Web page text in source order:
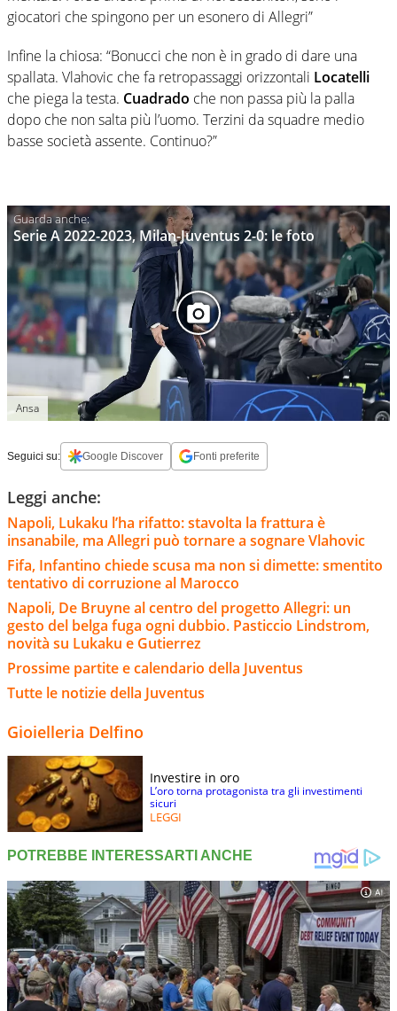
giocatori che spingono per un esonero di Allegri”
Infine la chiosa: “Bonucci che non è in grado di dare una
spallata. Vlahovic che fa retropassaggi orizzontali Locatelli
che piega la testa. Cuadrado che non passa più la palla
dopo che non salta più l’uomo. Terzini da squadre medio
basse società assente. Continuo?”
Serie A 2022-2023, Milan-Juventus 2-0: le foto
Ansa
Seguici su: Google Discover Fonti preferite
Leggi anche:
Napoli, Lukaku l’ha rifatto: stavolta la frattura è
insanabile, ma Allegri può tornare a sognare Vlahovic
Fifa, Infantino chiede scusa ma non si dimette: smentito
tentativo di corruzione al Marocco
Napoli, De Bruyne al centro del progetto Allegri: un
gesto del belga fuga ogni dubbio. Pasticcio Lindstrom,
novità su Lukaku e Gutierrez
Prossime partite e calendario della Juventus
Tutte le notizie della Juventus
Gioielleria Delfino
Investire in oro
L’oro torna protagonista tra gli investimenti
sicuri
LEGGI